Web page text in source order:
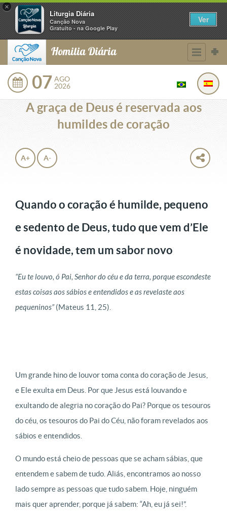
×
Liturgia Diária
Canção Nova
Gratuito - na Google Play
Ver
Homilia Diária
07 AGO
2026
A graça de Deus é reservada aos
humildes de coração
A+ A-
Quando o coração é humilde, pequeno
e sedento de Deus, tudo que vem d’Ele
é novidade, tem um sabor novo
“Eu te louvo, ó Pai, Senhor do céu e da terra, porque escondeste
estas coisas aos sábios e entendidos e as revelaste aos
pequeninos”(Mateus 11, 25).
Um grande hino de louvor toma conta do coração de Jesus,
e Ele exulta em Deus. Por que Jesus está louvando e
exultando de alegria no coração do Pai? Porque os tesouros
do céu, os tesouros do Pai do Céu, não foram revelados aos
sábios e entendidos.
O mundo está cheio de pessoas que se acham sábias, que
entendem e sabem de tudo. Aliás, encontramos ao nosso
lado sempre as pessoas que tudo sabem. Hoje, ninguém
mais quer aprender, porque já sabem: “Ah, eu já sei!”.